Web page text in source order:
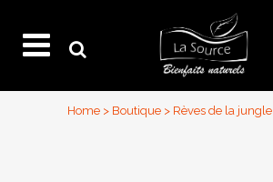
Home > Boutique > Rèves de la jungle